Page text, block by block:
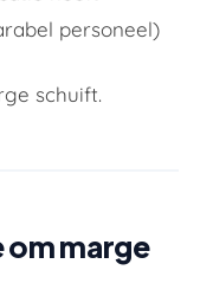
in een
personeel)
schuift.
om marge